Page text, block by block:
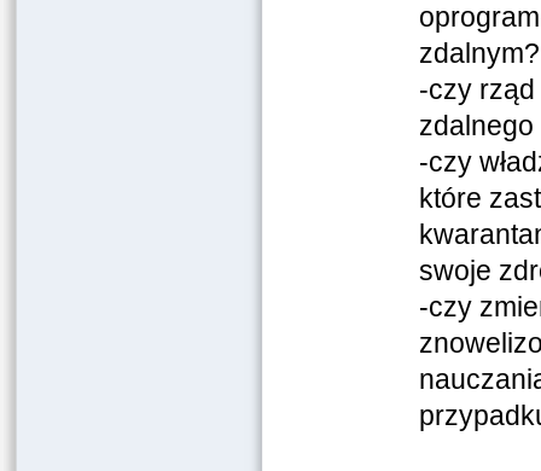
zdalnym?
-czy rząd
-czy
które
swoje
-czy